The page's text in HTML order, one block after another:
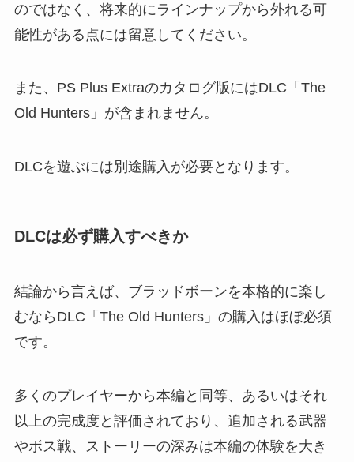
のではなく、将来的にラインナップから外れる可
能性がある点には留意してください。
また、PS Plus Extraのカタログ版にはDLC「The
Old Hunters」が含まれません。
DLCを遊ぶには別途購入が必要となります。
DLCは必ず購入すべきか
結論から言えば、ブラッドボーンを本格的に楽し
むならDLC「The Old Hunters」の購入はほぼ必須
です。
多くのプレイヤーから本編と同等、あるいはそれ
以上の完成度と評価されており、追加される武器
やボス戦、ストーリーの深みは本編の体験を大き